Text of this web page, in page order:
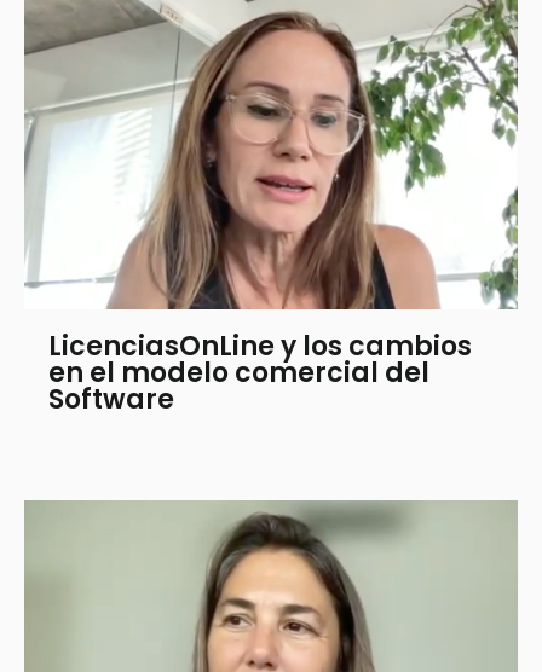
LicenciasOnLine y los cambios
en el modelo comercial del
Software